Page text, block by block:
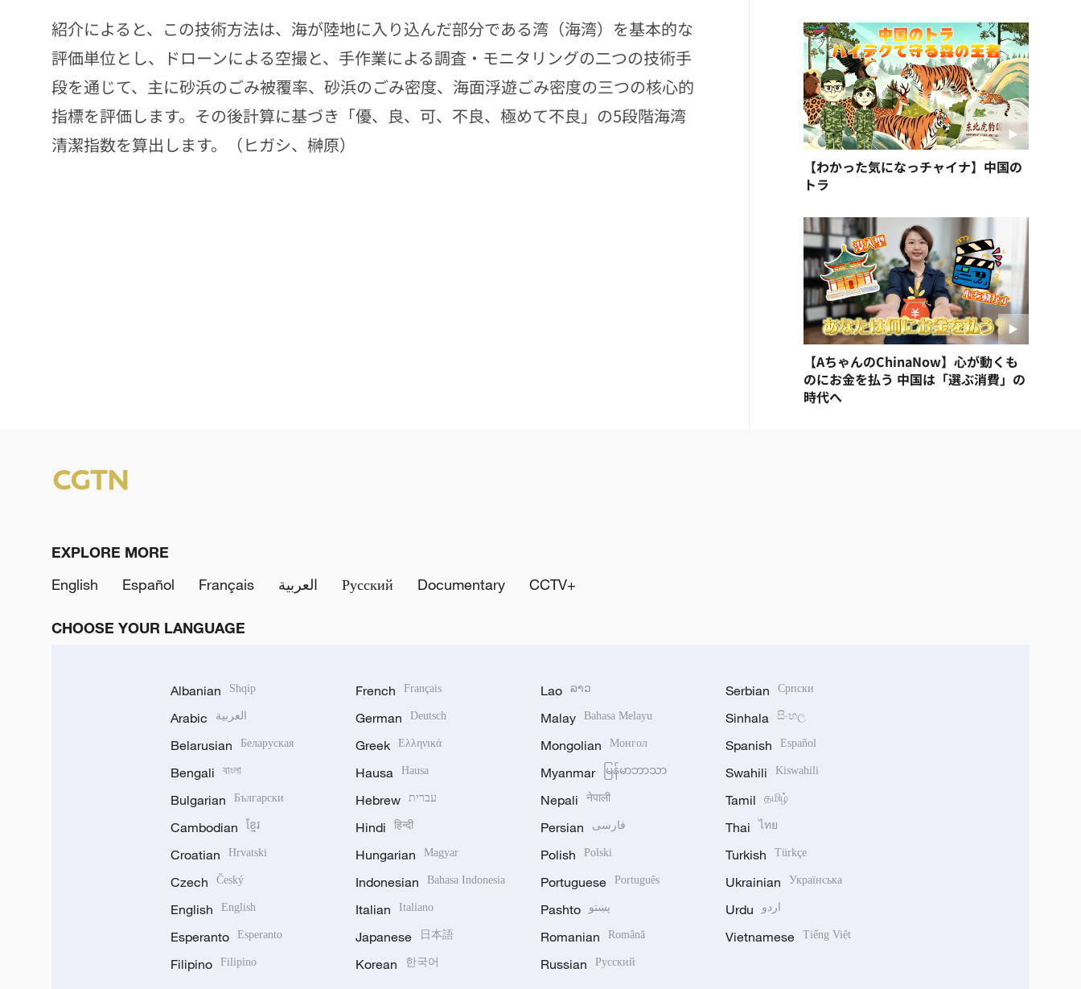
紹介によると、この技術方法は、海が陸地に入り込んだ部分である湾（海湾）を基本的な
評価単位とし、ドローンによる空撮と、手作業による調査・モニタリングの二つの技術手
段を通じて、主に砂浜のごみ被覆率、砂浜のごみ密度、海面浮遊ごみ密度の三つの核心的
指標を評価します。その後計算に基づき「優、良、可、不良、極めて不良」の5段階海湾
清潔指数を算出します。（ヒガシ、榊原）
【わかった気になっチャイナ】中国の
トラ
【AちゃんのChinaNow】心が動くも
のにお金を払う 中国は「選ぶ消費」の
時代へ
EXPLORE MORE
English
Español Français العربية Русский Documentary CCTV+
CHOOSE YOUR LANGUAGE
Albanian Shqip
Arabic العربية
Belarusian Беларуская
Bengali বাংলা
Bulgarian Български
Cambodian ខ្មែរ
Croatian Hrvatski
Czech Český
English English
Esperanto Esperanto
Filipino Filipino
French Français
German Deutsch
Greek Ελληνικά
Hausa Hausa
Hebrew עברית
Hindi हिन्दी
Hungarian Magyar
Indonesian Bahasa Indonesia
Italian Italiano
Japanese 日本語
Korean 한국어
Lao ລາວ
Malay Bahasa Melayu
Mongolian Монгол
Myanmar မြန်မာဘာသာ
Nepali नेपाली
Persian فارسی
Polish Polski
Portuguese Português
Pashto پښتو
Romanian Română
Russian Русский
Serbian Српски
Sinhala සිංහල
Spanish Español
Swahili Kiswahili
Tamil தமிழ்
Thai ไทย
Turkish Türkçe
Ukrainian Українська
Urdu اردو
Vietnamese Tiếng Việt